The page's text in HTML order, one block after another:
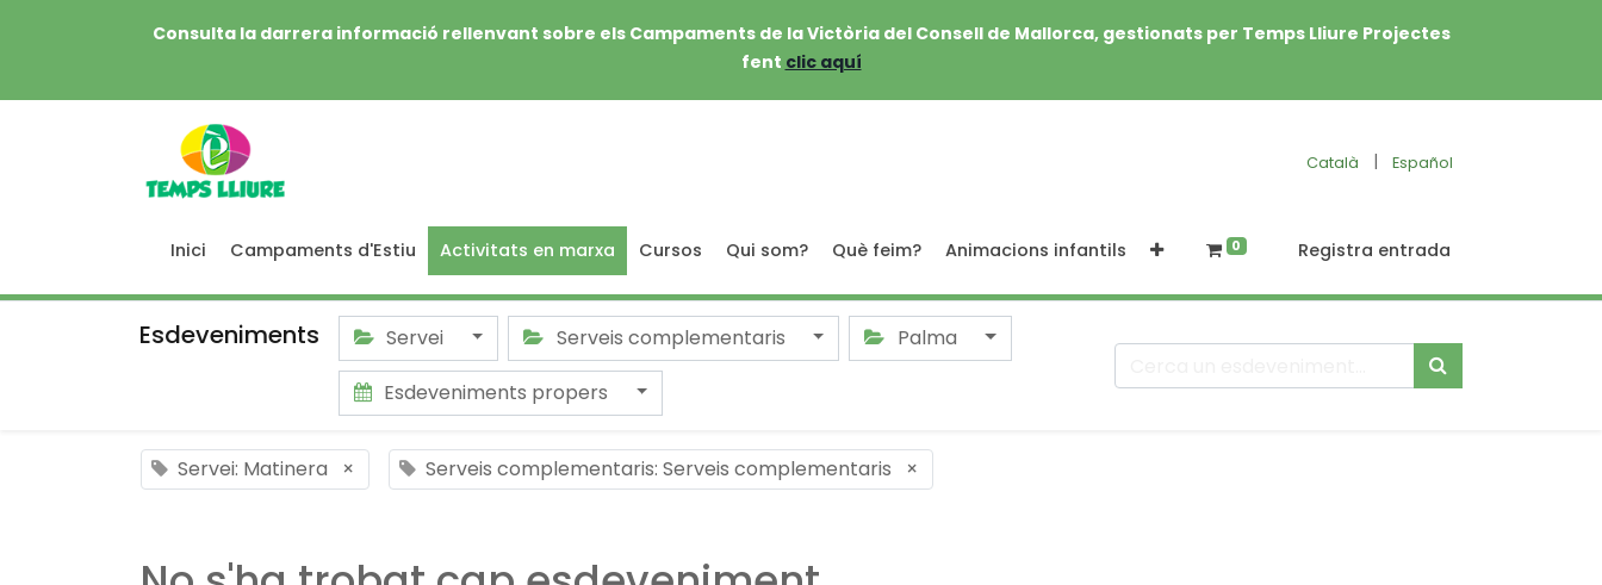
Consulta la darrera informació rellenvant sobre els Campaments de la Victòria del Consell de Mallorca, gestionats per Temps Lliure Projectes
fent clic aquí
Català | Español
Inici Campaments d'Estiu Activitats en marxa Cursos Qui som? Què feim? Animacions infantils 0 Registra entrada
Esdeveniments Servei Serveis complementaris
Palma
Esdeveniments propers
Servei: Matinera × Serveis complementaris: Serveis complementaris ×